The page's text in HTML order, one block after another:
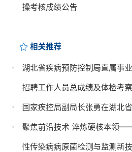
操考核成绩公告
相关推荐
湖北省疾病预防控制局直属事
招聘工作人员总成绩及体检考
国家疾控局副局长张勇在湖北
聚焦前沿技术 淬炼硬核本领
性传染病病原菌检测与监测新